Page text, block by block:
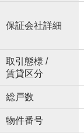
保証会社詳細
取引態様 /
賃貸区分
総戸数
物件番号